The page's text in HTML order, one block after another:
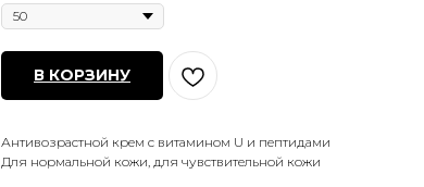
В КОРЗИНУ
Антивозрастной крем с витамином U и пептидами
Для нормальной кожи, для чувствительной кожи